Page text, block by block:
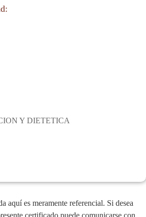
Y DIETETICA
aquí es meramente referencial. Si desea
certificado puede comunicarse con